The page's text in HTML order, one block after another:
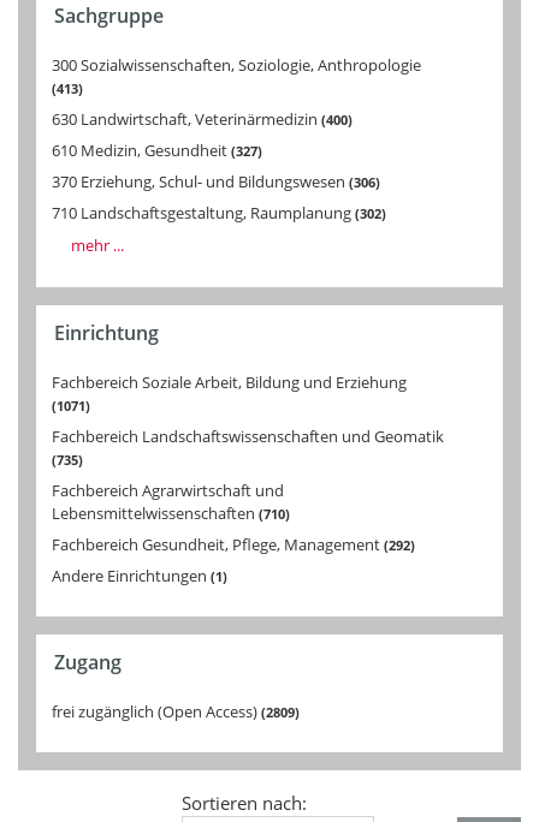
Sachgruppe
300 Sozialwissenschaften, Soziologie, Anthropologie
413
630 Landwirtschaft, Veterinärmedizin 400
610 Medizin, Gesundheit 327
370 Erziehung, Schul- und Bildungswesen 306
710 Landschaftsgestaltung, Raumplanung 302
mehr ...
Einrichtung
Fachbereich Soziale Arbeit, Bildung und Erziehung
1071
Fachbereich Landschaftswissenschaften und Geomatik
735
Fachbereich Agrarwirtschaft und
Lebensmittelwissenschaften 710
Fachbereich Gesundheit, Pflege, Management 292
Andere Einrichtungen 1
Zugang
frei zugänglich (Open Access) 2809
Sortieren nach: